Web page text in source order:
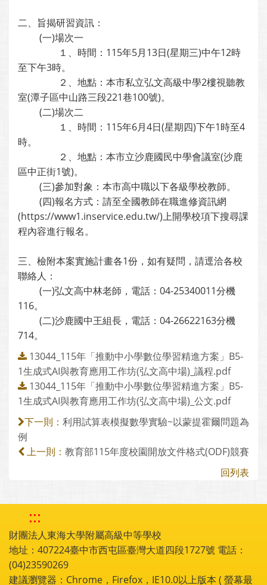
二、旨揭研習資訊：
(一)場次一
１、時間：115年5月13日(星期三)中午12時
至下午3時。
２、地點：本市私立弘文高級中學2樓視聽教
室(潭子區中山路三段221巷100號)。
(二)場次二
１、時間：115年6月4日(星期四)下午1時至4
時。
２、地點：本市立沙鹿國民中學會議室(沙鹿
區中正街1號)。
(三)參加對象：本市高中職以下各級學校教師。
(四)報名方式：請至全國教師在職進修資訊網
(https://www1.inservice.edu.tw/)上開學校項下搜尋課
程內容進行報名。
三、檢附本案實施計畫各1份，如有疑問，請逕洽各校
聯絡人：
(一)弘文高中林老師，電話：04-25340011分機
116。
(二)沙鹿國中王組長，電話：04-26622163分機
714。
13044_115年「推動中小學數位學習精進方案」B5-
1生成式AI與教育應用工作坊(弘文高中場)_議程.pdf
13044_115年「推動中小學數位學習精進方案」B5-
1生成式AI與教育應用工作坊(弘文高中場)_公文.pdf
下一則： 利用試算表模擬數學實驗~以蒙提霍爾問題為
例
上一則： 教育部115年度校園開放文件格式(ODF)競賽
回列表
:::
財團法人東海大學附屬高級中等學校
地址：407224臺中市西屯區臺灣大道四段1727號 電話：
(04)23590269
建議瀏覽器：Chrome，Firefox，IE10.0以上版本 ( 螢幕最